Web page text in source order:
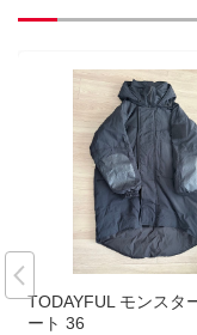
TODAYFUL モンスタ
ート 36